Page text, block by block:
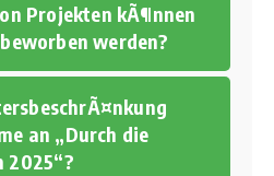
Projekten kÃ¶nnen
werden?
an „Durch die
2025“?